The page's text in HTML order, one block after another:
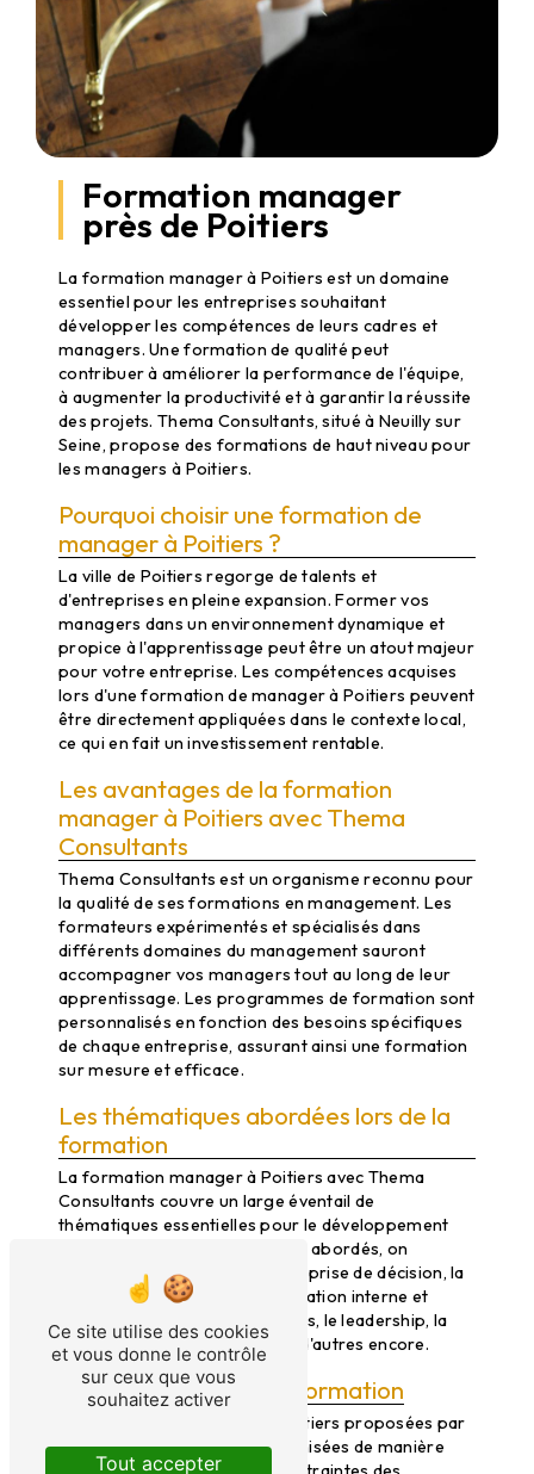
Formation manager
près de Poitiers
Formation Manager à Poitiers
La formation manager à Poitiers est un domaine
essentiel pour les entreprises souhaitant
développer les compétences de leurs cadres et
managers. Une formation de qualité peut
contribuer à améliorer la performance de l'équipe,
à augmenter la productivité et à garantir la réussite
des projets. Thema Consultants, situé à Neuilly sur
Seine, propose des formations de haut niveau pour
les managers à Poitiers.
Pourquoi choisir une formation de
manager à Poitiers ?
La ville de Poitiers regorge de talents et
d'entreprises en pleine expansion. Former vos
managers dans un environnement dynamique et
propice à l'apprentissage peut être un atout majeur
pour votre entreprise. Les compétences acquises
lors d'une formation de manager à Poitiers peuvent
être directement appliquées dans le contexte local,
ce qui en fait un investissement rentable.
Les avantages de la formation
manager à Poitiers avec Thema
Consultants
Thema Consultants est un organisme reconnu pour
la qualité de ses formations en management. Les
formateurs expérimentés et spécialisés dans
différents domaines du management sauront
accompagner vos managers tout au long de leur
apprentissage. Les programmes de formation sont
personnalisés en fonction des besoins spécifiques
de chaque entreprise, assurant ainsi une formation
sur mesure et efficace.
Les thématiques abordées lors de la
formation
La formation manager à Poitiers avec Thema
Consultants couvre un large éventail de
thématiques essentielles pour le développement
des managers. Parmi les sujets abordés, on
retrouve la gestion d'équipe, la prise de décision, la
gestion du stress, la communication interne et
externe, la résolution de conflits, le leadership, la
stratégie d'entreprise, et bien d'autres encore.
Le déroulement de la formation
Les formations manager à Poitiers proposées par
Thema Consultants sont organisées de manière
Ce site utilise des cookies
et vous donne le contrôle
sur ceux que vous
souhaitez activer
Tout accepter